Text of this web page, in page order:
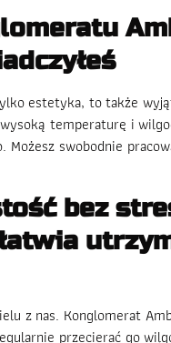
estetyka, to także
temperaturę i
Możesz swobodnie
bez
z nas. Konglomerat
przecierać go